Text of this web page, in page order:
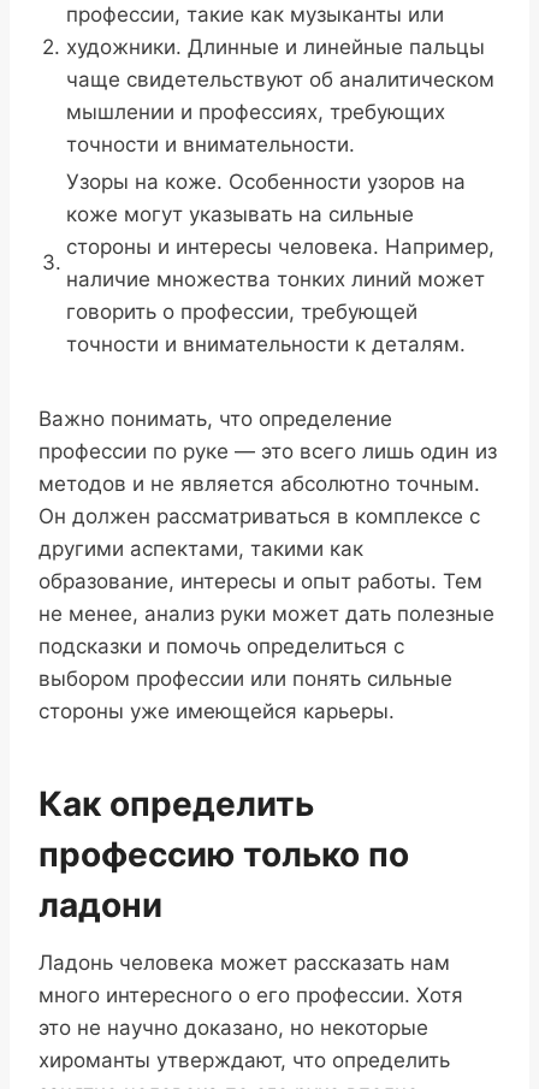
2.
профессии, такие как музыканты или
художники. Длинные и линейные пальцы
чаще свидетельствуют об аналитическом
мышлении и профессиях, требующих
точности и внимательности.
3.
Узоры на коже. Особенности узоров на
коже могут указывать на сильные
стороны и интересы человека. Например,
наличие множества тонких линий может
говорить о профессии, требующей
точности и внимательности к деталям.
Важно понимать, что определение
профессии по руке — это всего лишь один из
методов и не является абсолютно точным.
Он должен рассматриваться в комплексе с
другими аспектами, такими как
образование, интересы и опыт работы. Тем
не менее, анализ руки может дать полезные
подсказки и помочь определиться с
выбором профессии или понять сильные
стороны уже имеющейся карьеры.
Как определить
профессию только по
ладони
Ладонь человека может рассказать нам
много интересного о его профессии. Хотя
это не научно доказано, но некоторые
хироманты утверждают, что определить